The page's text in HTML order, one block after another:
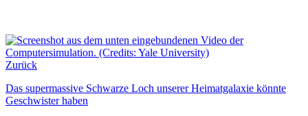
Zurück
Das supermassive Schwarze Loch unserer Heimatgalaxie könnte
Geschwister haben